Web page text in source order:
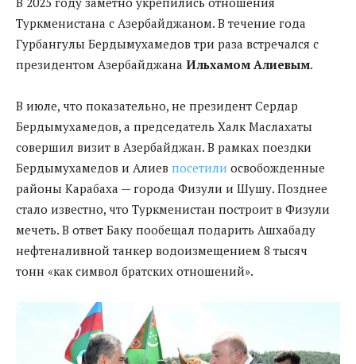
Туркменистана с Азербайджаном. В течение года
Гурбангулы Бердымухамедов три раза встречался с
президентом Азербайджана Ильхамом Алиевым.
В июле, что показательно, не президент Сердар
Бердымухамедов, а председатель Халк Маслахаты
совершил визит в Азербайджан. В рамках поездки
Бердымухамедов и Алиев посетили освобожденные
районы Карабаха — города Физули и Шушу. Позднее
стало известно, что Туркменистан построит в Физули
мечеть. В ответ Баку пообещал подарить Ашхабаду
нефтеналивной танкер водоизмещением 8 тысяч
тонн «как символ братских отношений».